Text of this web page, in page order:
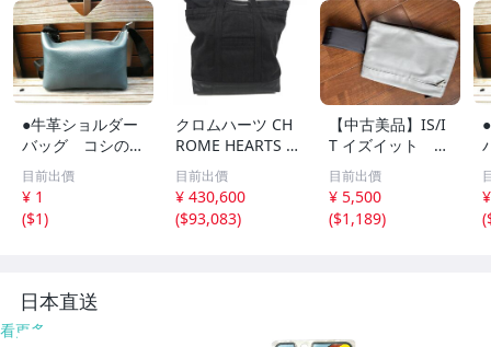
●牛革ショルダー
バッグ コシのあ
る革●厚めレザー
バッグ シュリン
ク●ハンドメイド
BAG ちょっとし
目前出價
¥ 1
($1)
クロムハーツ CH
ROME HEARTS U
A 25TH ANNIV T
OTE 2232 304 00
25 0900 BAG
目前出價
¥ 430,600
($93,083)
【中古美品】IS/I
T イズイット ワ
ンショルダーバッ
グ・クラッチバッ
グ グレー
目前出價
¥ 5,500
($1,189)
(
日本直送
看更多